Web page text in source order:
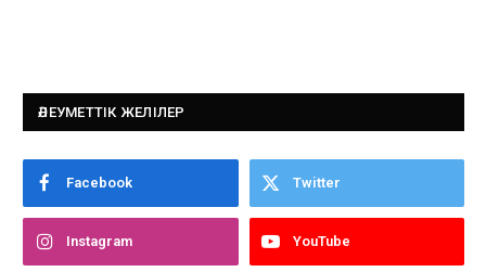
ӘЛЕУМЕТТІК ЖЕЛІЛЕР
Facebook Twitter
Instagram YouTube